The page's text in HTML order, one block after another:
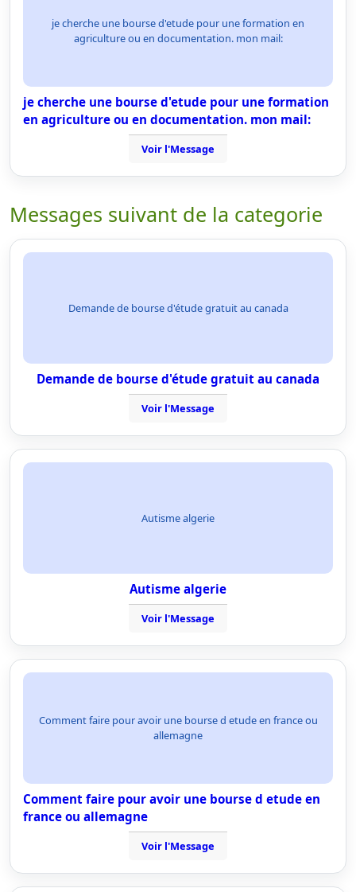
je cherche une bourse d'etude pour une formation en
agriculture ou en documentation. mon mail:
je cherche une bourse d'etude pour une formation
en agriculture ou en documentation. mon mail:
Voir l'Message
Messages suivant de la categorie
Demande de bourse d'étude gratuit au canada
Demande de bourse d'étude gratuit au canada
Voir l'Message
Autisme algerie
Autisme algerie
Voir l'Message
Comment faire pour avoir une bourse d etude en france ou
allemagne
Comment faire pour avoir une bourse d etude en
france ou allemagne
Voir l'Message